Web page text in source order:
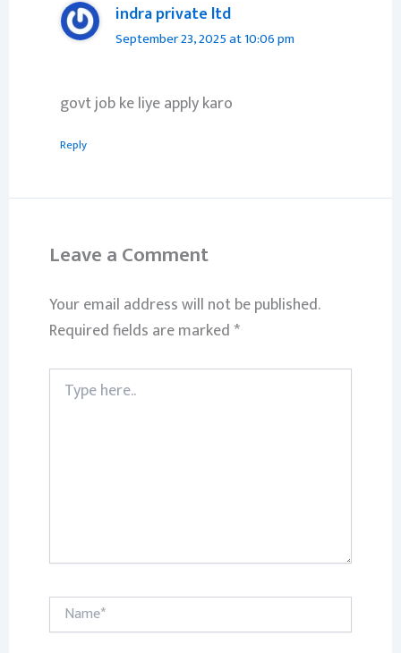
indra private ltd
September 23, 2025 at 10:06 pm
govt job ke liye apply karo
Reply
Leave a Comment
Your email address will not be published.
Required fields are marked*
Type
here..
Name*